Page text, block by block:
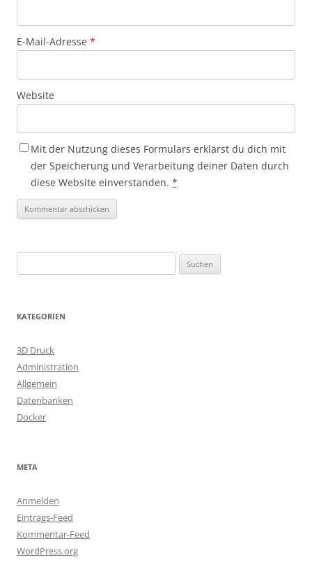
E-Mail-Adresse *
Website
Mit der Nutzung dieses Formulars erklärst du dich mit
der Speicherung und Verarbeitung deiner Daten durch
diese Website einverstanden. *
nach:
KATEGORIEN
3D Druck
Administration
Allgemein
Datenbanken
Docker
META
Anmelden
Eintrags-Feed
Kommentar-Feed
WordPress.org